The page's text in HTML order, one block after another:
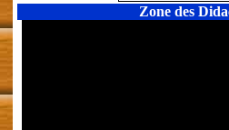
Zone des